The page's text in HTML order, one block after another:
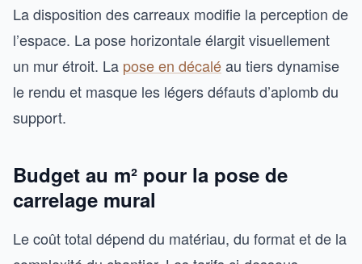
La disposition des carreaux modifie la perception de
l’espace. La pose horizontale élargit visuellement
un mur étroit. La pose en décaléau tiers dynamise
le rendu et masque les légers défauts d’aplomb du
support.
Budget au m² pour la pose de
carrelage mural
Le coût total dépend du matériau, du format et de la